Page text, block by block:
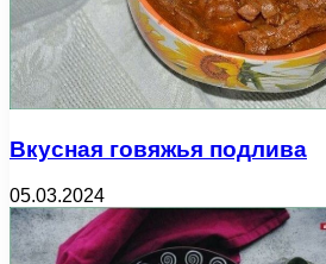
Вкусная говяжья подлива
05.03.2024